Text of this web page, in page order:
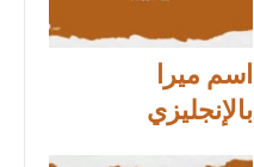
اسم ميرا
بالإنجليزي